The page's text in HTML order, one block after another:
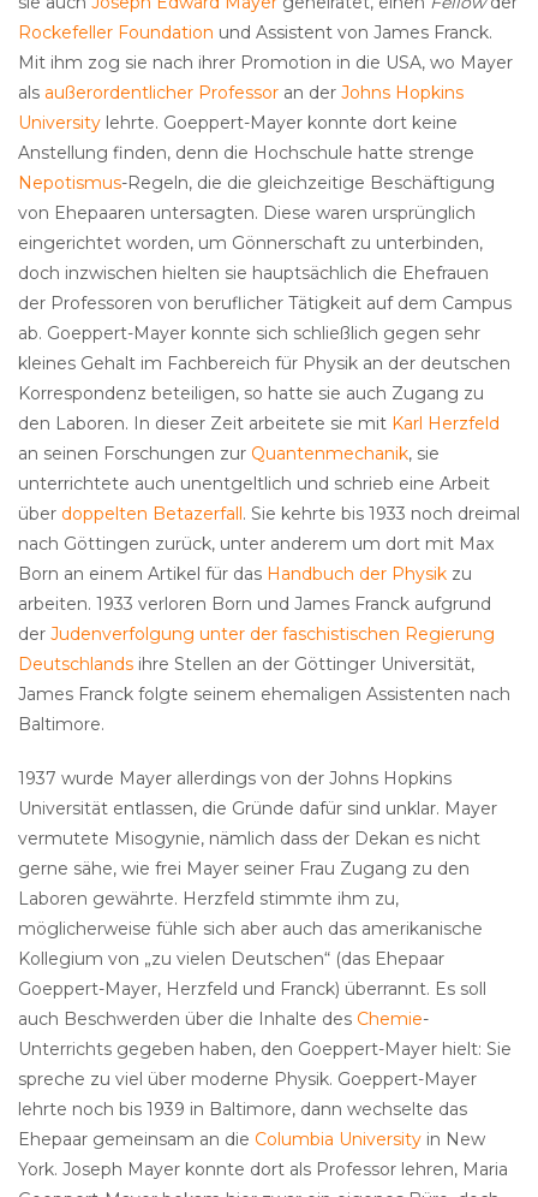
Rockefeller Foundation und Assistent von James Franck.
Mit ihm zog sie nach ihrer Promotion in die USA, wo Mayer
als außerordentlicher Professor an der Johns Hopkins
University lehrte. Goeppert-Mayer konnte dort keine
Anstellung finden, denn die Hochschule hatte strenge
Nepotismus-Regeln, die die gleichzeitige Beschäftigung
von Ehepaaren untersagten. Diese waren ursprünglich
eingerichtet worden, um Gönnerschaft zu unterbinden,
doch inzwischen hielten sie hauptsächlich die Ehefrauen
der Professoren von beruflicher Tätigkeit auf dem Campus
ab. Goeppert-Mayer konnte sich schließlich gegen sehr
kleines Gehalt im Fachbereich für Physik an der deutschen
Korrespondenz beteiligen, so hatte sie auch Zugang zu
den Laboren. In dieser Zeit arbeitete sie mit Karl Herzfeld
an seinen Forschungen zur Quantenmechanik, sie
unterrichtete auch unentgeltlich und schrieb eine Arbeit
über doppelten Betazerfall. Sie kehrte bis 1933 noch dreimal
nach Göttingen zurück, unter anderem um dort mit Max
Born an einem Artikel für das Handbuch der Physik zu
arbeiten. 1933 verloren Born und James Franck aufgrund
der Judenverfolgung unter der faschistischen Regierung
Deutschlands ihre Stellen an der Göttinger Universität,
James Franck folgte seinem ehemaligen Assistenten nach
Baltimore.
1937 wurde Mayer allerdings von der Johns Hopkins
Universität entlassen, die Gründe dafür sind unklar. Mayer
vermutete Misogynie, nämlich dass der Dekan es nicht
gerne sähe, wie frei Mayer seiner Frau Zugang zu den
Laboren gewährte. Herzfeld stimmte ihm zu,
möglicherweise fühle sich aber auch das amerikanische
Kollegium von „zu vielen Deutschen“ (das Ehepaar
Goeppert-Mayer, Herzfeld und Franck) überrannt. Es soll
auch Beschwerden über die Inhalte des Chemie-
Unterrichts gegeben haben, den Goeppert-Mayer hielt: Sie
spreche zu viel über moderne Physik. Goeppert-Mayer
lehrte noch bis 1939 in Baltimore, dann wechselte das
Ehepaar gemeinsam an die Columbia University in New
York. Joseph Mayer konnte dort als Professor lehren, Maria